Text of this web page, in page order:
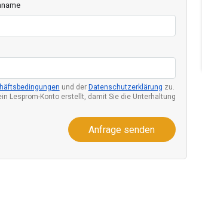
und der Datenschutzerklärung zu.
Lesprom-Konto erstellt, damit Sie die Unterhaltung
Anfrage senden